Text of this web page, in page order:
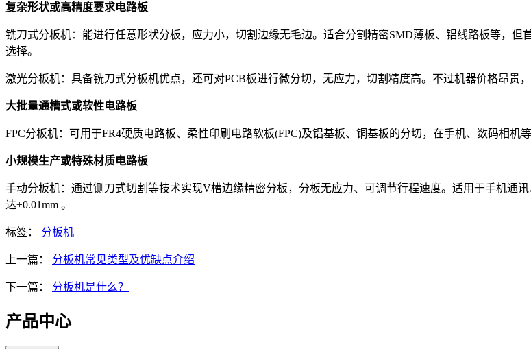
复杂形状或高精度要求电路板
铣刀式分板机：能进行任意形状分板，应力小，切割边缘无毛边。适合分割精密SMD薄板、铝线路板等，
选择。
激光分板机：具备铣刀式分板机优点，还可对PCB板进行微分切，无应力，切割精度高。不过机器价格昂贵
大批量通槽式或软性电路板
FPC分板机：可用于FR4硬质电路板、柔性印刷电路软板(FPC)及铝基板、铜基板的分切，在手机、数码相机
小规模生产或特殊材质电路板
手动分板机：通过铡刀式切割等技术实现V槽边缘精密分板，分板无应力、可调节行程速度。适用于手机通
达±0.01mm 。
标签： 分板机
上一篇： 分板机常见类型及优缺点介绍
下一篇： 分板机是什么？
产品中心